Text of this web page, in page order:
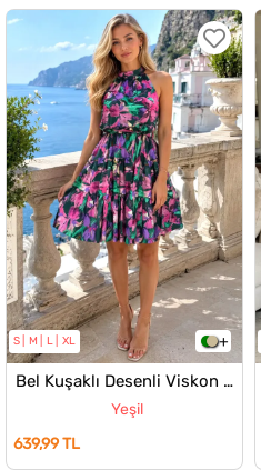
S M L XL
Bel Kuşaklı Desenli Viskon Elbise
Yeşil
639,99 TL